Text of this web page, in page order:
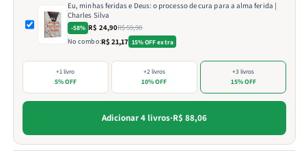
Eu, minhas feridas e Deus: o processo de cura para a alma ferida |
Charles Silva
-58% R$ 24,90R$ 59,90
No combo:R$ 21,17 15% OFF extra
+1 livro
5% OFF
+2 livros
10% OFF
+3 livros
15% OFF
Adicionar 4 livros·R$ 88,06